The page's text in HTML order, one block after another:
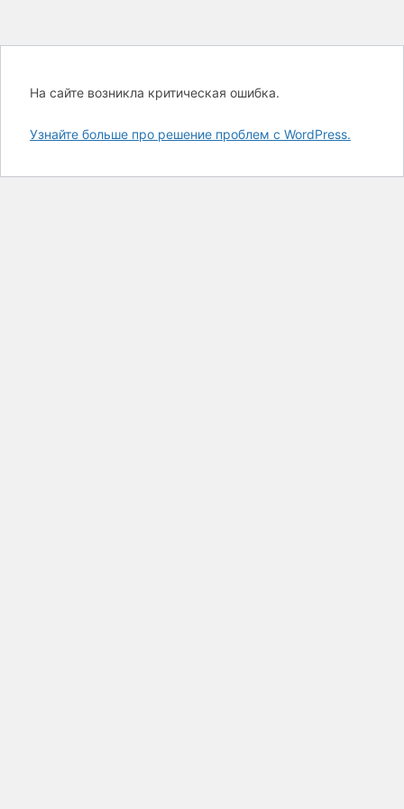
На сайте возникла критическая ошибка.
Узнайте больше про решение проблем с WordPress.